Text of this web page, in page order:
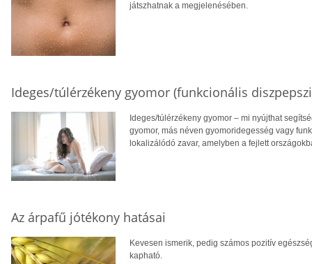
játszhatnak a megjelenésében.
Ideges/túlérzékeny gyomor (funkcionális
Ideges/túlérzékeny gyomor – mi nyújthat
gyomor, más néven gyomoridegesség vagy
lokalizálódó zavar, amelyben a fejlett
Az árpafű jótékony hatásai
Kevesen ismerik, pedig számos pozitív
kapható.